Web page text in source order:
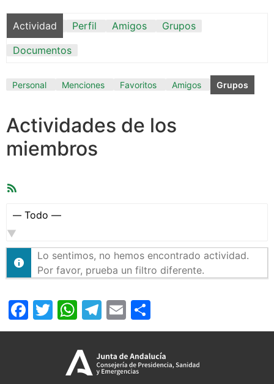
Actividad Perfil Amigos
Grupos
Documentos
Personal Menciones Favoritos Amigos Grupos
Actividades de los
miembros
Mostrar:
Lo sentimos, no hemos encontrado actividad.
Por favor, prueba un filtro diferente.
Facebook
Twitter
WhatsApp
Telegram
Email